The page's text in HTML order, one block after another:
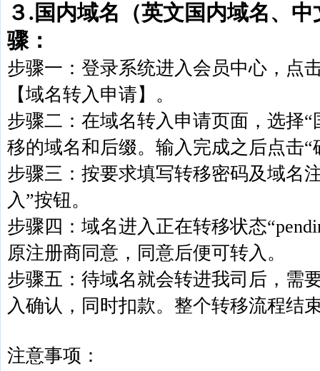
３.国内域名（英文国内域名、
骤：
步骤一：登录系统进入会员中心，点
【域名转入申请】。
步骤二：在域名转入申请页面，选择
移的域名和后缀。输入完成之后点击“
步骤三：按要求填写转移密码及域名
入”按钮。
步骤四：域名进入正在转移状态
原注册商同意，同意后便可转入。
步骤五：待域名就会转进我司后，需
入确认，同时扣款。整个转移流程结
注意事项：